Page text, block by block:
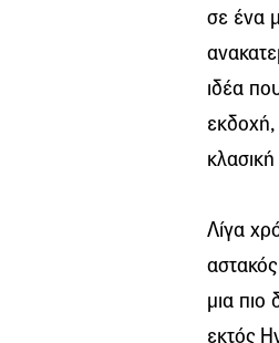
σε ένα
ιδέα
Λίγα
μια
εκτός